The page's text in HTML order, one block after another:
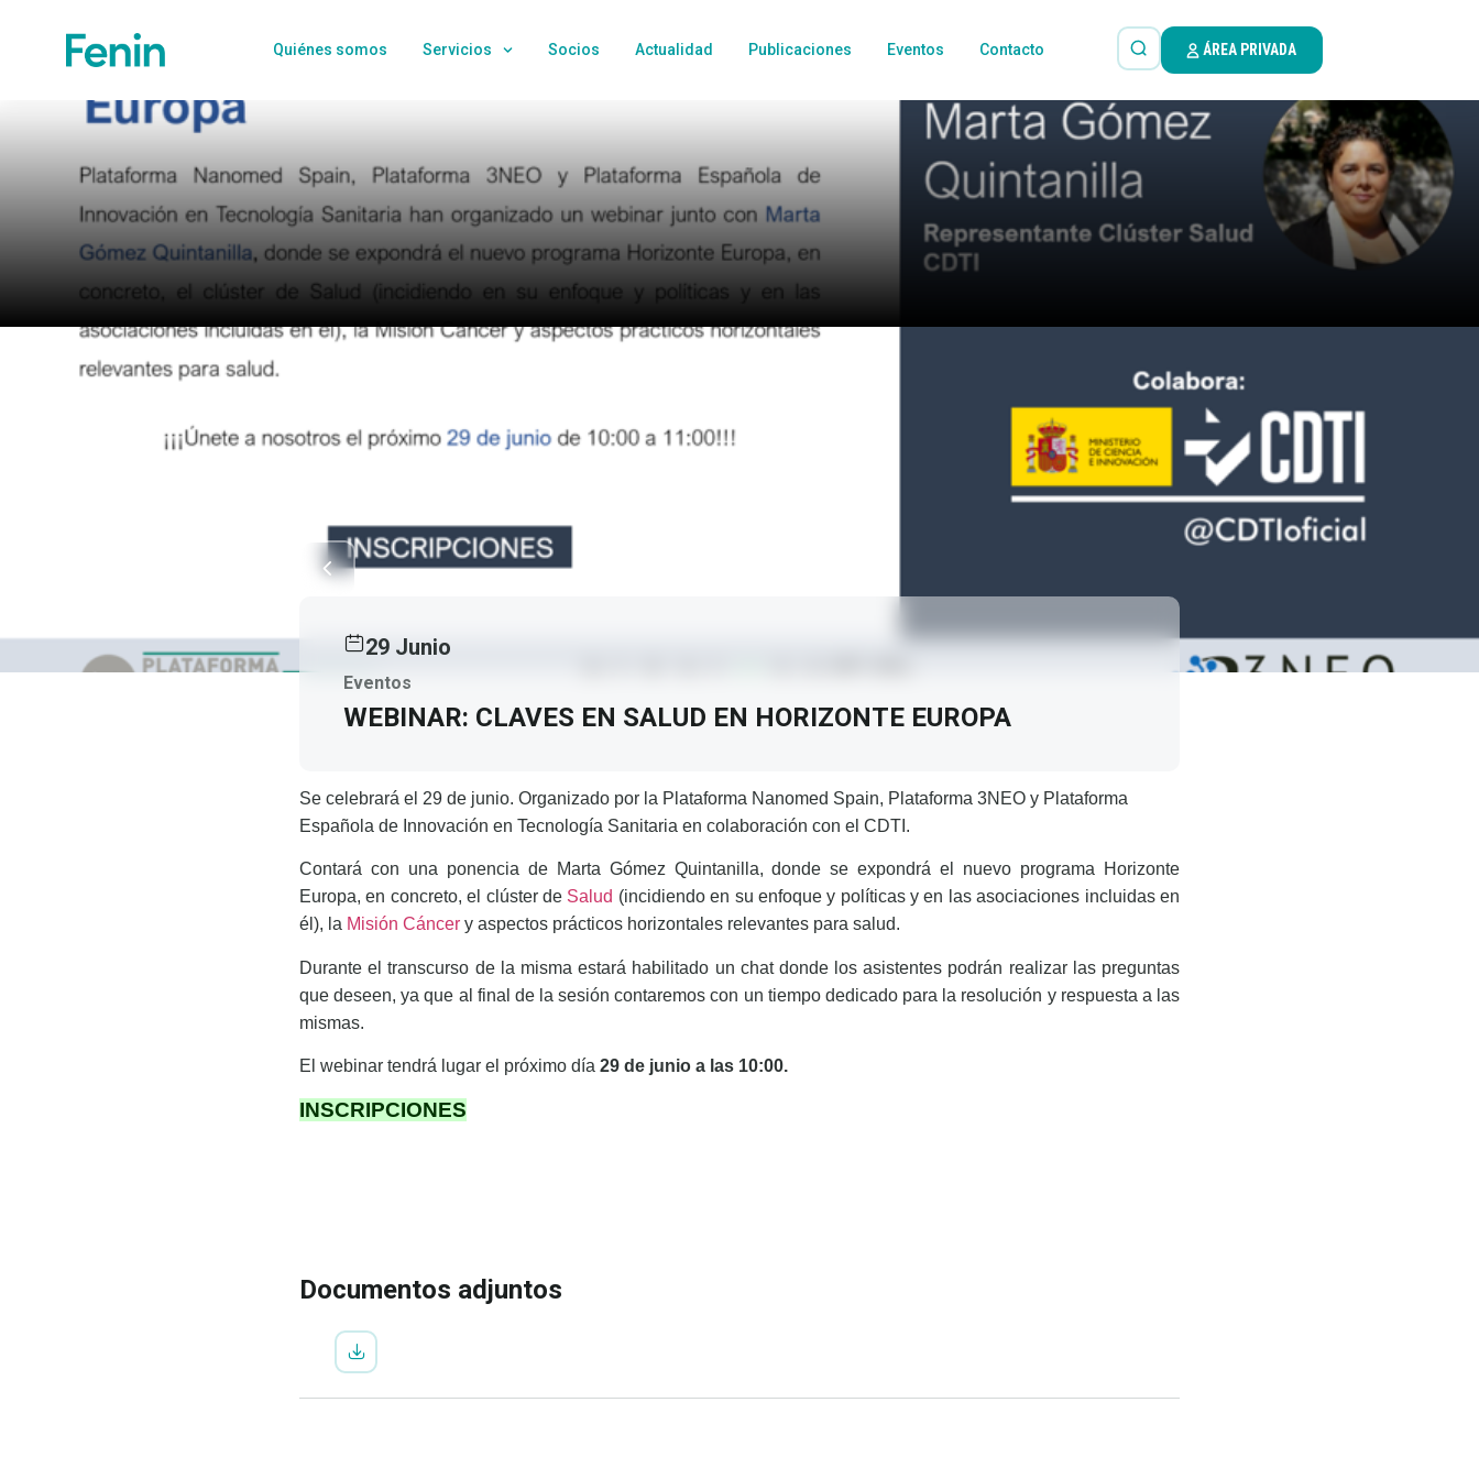
Quiénes somos Servicios Socios Actualidad Publicaciones Eventos Contacto ÁREA PRIVADA
29 Junio
Eventos
WEBINAR: CLAVES EN SALUD EN HORIZONTE EUROPA
Se celebrará el 29 de junio. Organizado por la Plataforma Nanomed Spain, Plataforma 3NEO y Plataforma
Española de Innovación en Tecnología Sanitaria en colaboración con el CDTI.
Contará con una ponencia de Marta Gómez Quintanilla, donde se expondrá el nuevo programa Horizonte
Europa, en concreto, el clúster de Salud (incidiendo en su enfoque y políticas y en las asociaciones incluidas en
él), la Misión Cáncer y aspectos prácticos horizontales relevantes para salud.
Durante el transcurso de la misma estará habilitado un chat donde los asistentes podrán realizar las preguntas
que deseen, ya que al final de la sesión contaremos con un tiempo dedicado para la resolución y respuesta a las
mismas.
El webinar tendrá lugar el próximo día 29 de junio a las 10:00.
INSCRIPCIONES
Documentos adjuntos